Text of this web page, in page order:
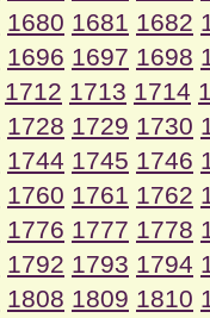
1680 1681 1682
1696 1697 1698
1712 1713 1714
1728 1729 1730
1744 1745 1746
1760 1761 1762
1776 1777 1778
1792 1793 1794
1808 1809 1810